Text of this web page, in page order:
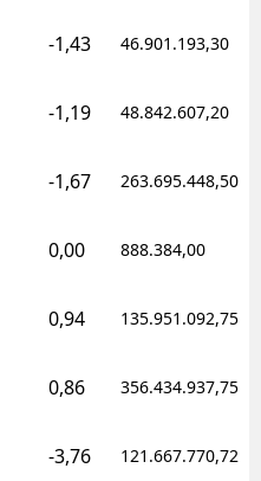
-1,43 46.901.193,30
-1,19 48.842.607,20
-1,67 263.695.448,50
0,00 888.384,00
0,94 135.951.092,75
0,86 356.434.937,75
-3,76 121.667.770,72